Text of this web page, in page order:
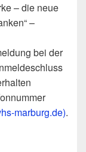
– die neue
–
bei der
marburg.de).